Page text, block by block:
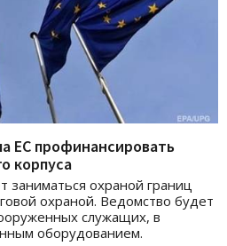
ЕС профинансировать
корпуса
заниматься охраной границ
охраной. Ведомство будет
служащих, в
оборудованием.